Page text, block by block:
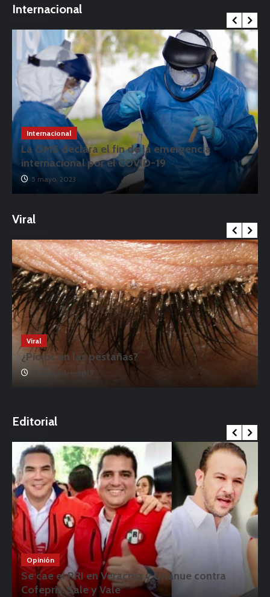
Internacional
Internacional
La OMS declara el fin de la emergencia
internacional por el COVID-19
5 mayo, 2023
Viral
Viral
¿Piojos en las pestañas?
17 noviembre, 2019
Editorial
Opinión
Se cae el PRI en Veracruz y Unánue contra
Cofepris: Sale y Vale